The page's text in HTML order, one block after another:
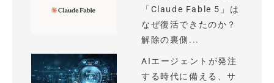
「Claude Fable 5」は
なぜ復活できたのか？
解除の裏側...
AIエージェントが発注
する時代に備える、サ